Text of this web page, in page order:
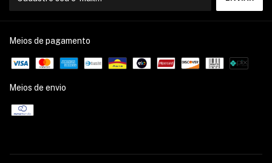
Meios de pagamento
Meios de envio